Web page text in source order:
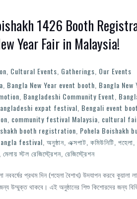
1426 Booth
Year Fair in Malaysia!
Cultural Events Gatherings Our Events
Bangla New Year event booth Bangla
Bangladeshi Community Event
expat festival Bengali event
community festival Malaysia cultural
booth registration Pohela Boishakh
festival অনুষ্ঠান এক্সপাট কমিউনিটি পহেলা
মেলায় স্টল রেজিস্ট্রেশন রেজিস্ট্রেশন
নববর্ষের প্রথম দিন (পহেলা বৈশাখ) উদযাপন করবে
জন্য উম্মুক্ত থাকবে। এই অনুষ্ঠানের শিশু কিশোরদের জন্য